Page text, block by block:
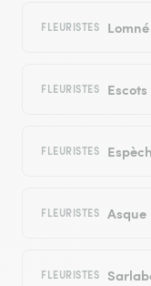
FLEURISTES Lomné
FLEURISTES Escots
FLEURISTES
FLEURISTES Asque
FLEURISTES